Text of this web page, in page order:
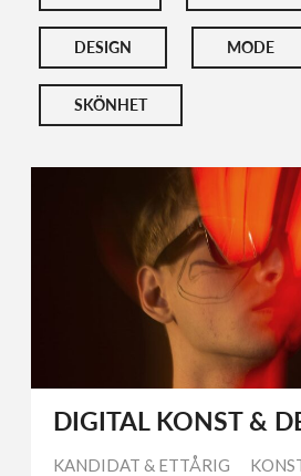
DESIGN MODE
SKÖNHET
DIGITAL KONST &
KANDIDAT & ETTÅRIG